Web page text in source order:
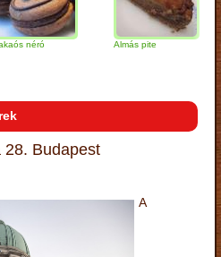
Almás pite
28. Budapest
A